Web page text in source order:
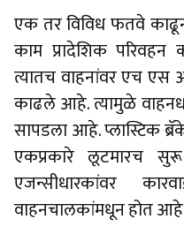
एक तर विविध फतवे
काम प्रादेशिक
त्यातच वाहनांवर एच
काढले आहे. त्यामुळे
सापडला आहे. प्लास्टिक
एकप्रकारे लूटमारच
एजन्सीधारकांवर
वाहनचालकांमधून होत